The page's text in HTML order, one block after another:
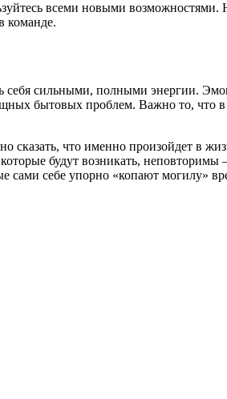
всеми новыми возможностями.
команде.
себя сильными, полными энергии.
бытовых проблем. Важно то, что
сказать, что именно произойдет в
будут возникать,
сами себе упорно «копают